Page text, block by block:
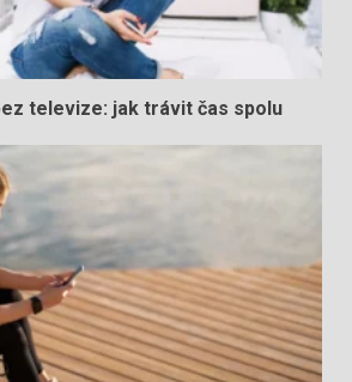
televize: jak trávit čas spolu